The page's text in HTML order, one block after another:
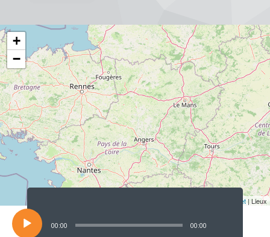
+
−
Leaflet | Lieux
Lecteur
audio
00:00 00:00